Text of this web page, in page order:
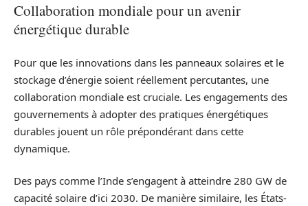
Collaboration mondiale pour un avenir
énergétique durable
Pour que les innovations dans les panneaux solaires et le
stockage d’énergie soient réellement percutantes, une
collaboration mondiale est cruciale. Les engagements des
gouvernements à adopter des pratiques énergétiques
durables jouent un rôle prépondérant dans cette
dynamique.
Des pays comme l’Inde s’engagent à atteindre 280 GW de
capacité solaire d’ici 2030. De manière similaire, les États-